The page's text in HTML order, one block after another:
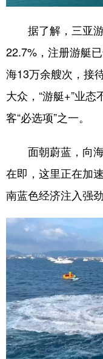
据了解，三亚游
22.7%，注册游艇
海13万余艘次，接
大众，“游艇+”业
客“必选项”之一。
面朝蔚蓝，向海
在即，这里正在加
南蓝色经济注入强劲